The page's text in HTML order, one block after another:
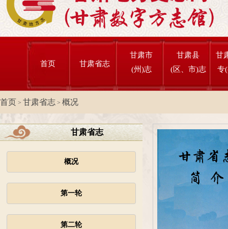
首页 甘肃省志
甘肃市
(州)志
甘肃县
(区、市)志
甘
专
首页 > 甘肃省志 > 概况
甘肃省志
概况
第一轮
第二轮